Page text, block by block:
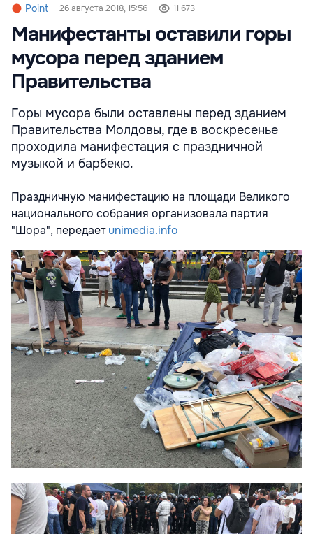
Point 26 августа 2018, 15:56 11 673
Манифестанты оставили горы
мусора перед зданием
Правительства
Горы мусора были оставлены перед зданием
Правительства Молдовы, где в воскресенье
проходила манифестация с праздничной
музыкой и барбекю.
Праздничную манифестацию на площади Великого
национального собрания организовала партия
"Шора", передаетunimedia.info